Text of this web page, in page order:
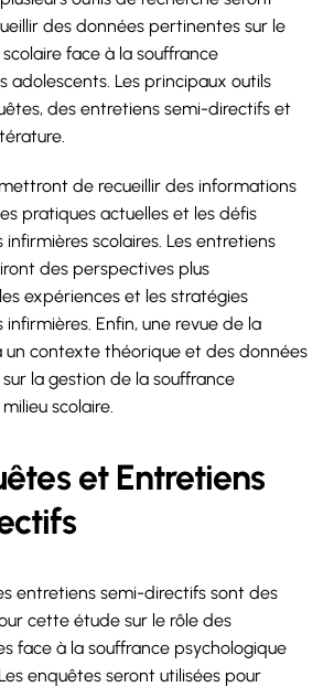
des données pertinentes sur le
scolaire face à la souffrance
adolescents. Les principaux outils
des entretiens semi-directifs et
de recueillir des informations
pratiques actuelles et les défis
scolaires. Les entretiens
des perspectives plus
expériences et les stratégies
Enfin, une revue de la
un contexte théorique et des données
la gestion de la souffrance
scolaire.
et Entretiens
entretiens semi-directifs sont des
cette étude sur le rôle des
face à la souffrance psychologique
enquêtes seront utilisées pour